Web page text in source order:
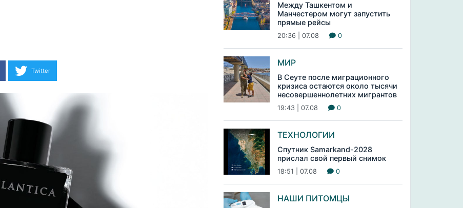
Twitter
Между Ташкентом и
Манчестером могут запустить
прямые рейсы
20:36 | 07.08 0
МИР
В Сеуте после миграционного
кризиса остаются около тысячи
несовершеннолетних мигрантов
19:43 | 07.08 0
ТЕХНОЛОГИИ
Спутник Samarkand-2028
прислал свой первый снимок
18:51 | 07.08 0
НАШИ ПИТОМЦЫ